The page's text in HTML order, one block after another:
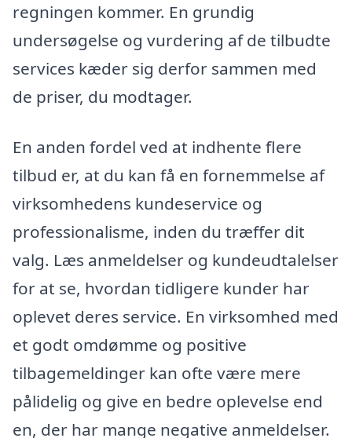
regningen kommer. En grundig
undersøgelse og vurdering af de tilbudte
services kæder sig derfor sammen med
de priser, du modtager.
En anden fordel ved at indhente flere
tilbud er, at du kan få en fornemmelse af
virksomhedens kundeservice og
professionalisme, inden du træffer dit
valg. Læs anmeldelser og kundeudtalelser
for at se, hvordan tidligere kunder har
oplevet deres service. En virksomhed med
et godt omdømme og positive
tilbagemeldinger kan ofte være mere
pålidelig og give en bedre oplevelse end
en, der har mange negative anmeldelser.